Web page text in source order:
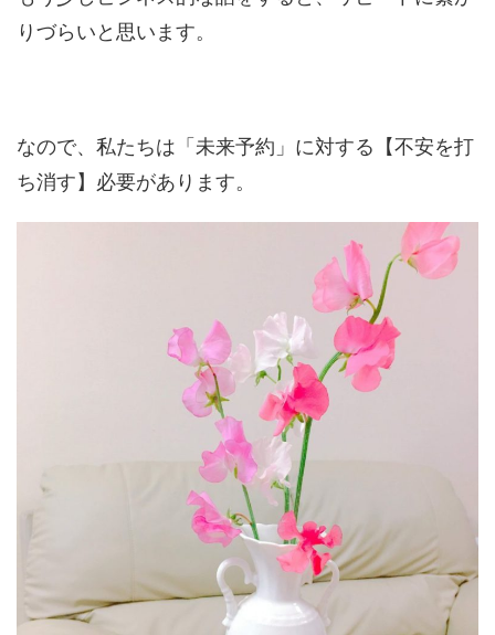
りづらいと思います。
なので、私たちは「未来予約」に対する【不安を打
ち消す】必要があります。